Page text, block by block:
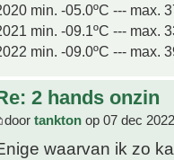
min. -05.0ºC --- max.
min. -09.1ºC --- max.
min. -09.0ºC --- max.
2 hands onzin
door tankton op 07 dec
waarvan ik zo